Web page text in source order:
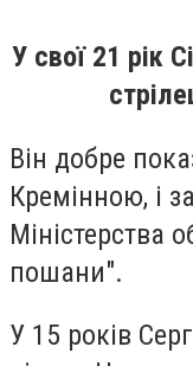
У свої 21 рік
Він добре
Кремінною, і
Міністерства
пошани".
У 15 років